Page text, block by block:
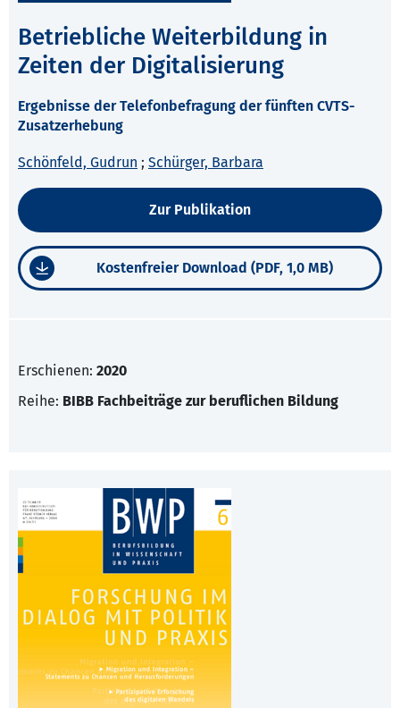
Betriebliche Weiterbildung in
Zeiten der Digitalisierung
Ergebnisse der Telefonbefragung der fünften CVTS-
Zusatzerhebung
Schönfeld, Gudrun ; Schürger, Barbara
Zur Publikation
Kostenfreier Download (PDF, 1,0 MB)
Erschienen: 2020
Reihe: BIBB Fachbeiträge zur beruflichen Bildung